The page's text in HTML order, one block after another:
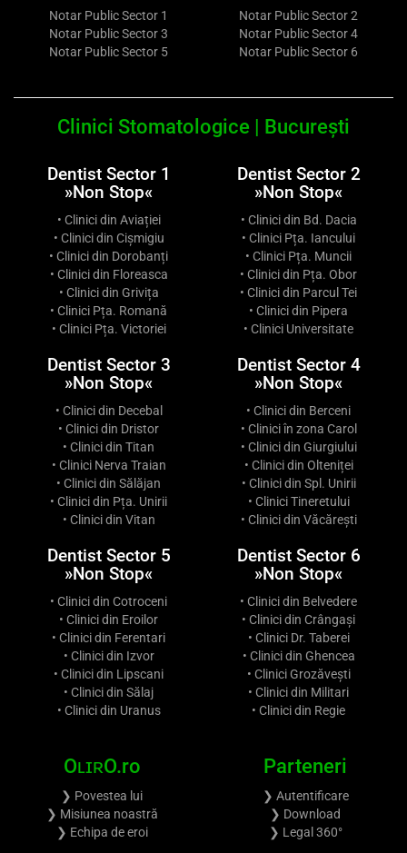
Notar Public Sector 1
Notar Public Sector 2
Notar Public Sector 3
Notar Public Sector 4
Notar Public Sector 5
Notar Public Sector 6
Clinici Stomatologice | București
Dentist Sector 1
»Non Stop«
• Clinici din Aviației
• Clinici din Cișmigiu
• Clinici din Dorobanți
• Clinici din Floreasca
• Clinici din Grivița
• Clinici Pța. Romană
• Clinici Pța. Victoriei
Dentist Sector 2
»Non Stop«
• Clinici din Bd. Dacia
• Clinici Pța. Iancului
• Clinici Pța. Muncii
• Clinici din Pța. Obor
• Clinici din Parcul Tei
• Clinici din Pipera
• Clinici Universitate
Dentist Sector 3
»Non Stop«
• Clinici din Decebal
• Clinici din Dristor
• Clinici din Titan
• Clinici Nerva Traian
• Clinici din Sălăjan
• Clinici din Pța. Unirii
• Clinici din Vitan
Dentist Sector 4
»Non Stop«
• Clinici din Berceni
• Clinici în zona Carol
• Clinici din Giurgiului
• Clinici din Olteniței
• Clinici din Spl. Unirii
• Clinici Tineretului
• Clinici din Văcărești
Dentist Sector 5
»Non Stop«
• Clinici din Cotroceni
• Clinici din Eroilor
• Clinici din Ferentari
• Clinici din Izvor
• Clinici din Lipscani
• Clinici din Sălaj
• Clinici din Uranus
Dentist Sector 6
»Non Stop«
• Clinici din Belvedere
• Clinici din Crângași
• Clinici Dr. Taberei
• Clinici din Ghencea
• Clinici Grozăvești
• Clinici din Militari
• Clinici din Regie
OʟɪʀO.ro
❯ Povestea lui
❯ Misiunea noastră
❯ Echipa de eroi
Parteneri
❯ Autentificare
❯ Download
❯ Legal 360°